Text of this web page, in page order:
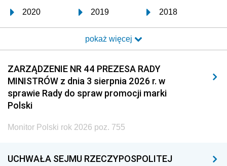
2020 2019 2018
2017 2016 2015
2014 2013 2012
2011 2010 2009
2008 2007 2006
2005
1996 1995 1994
pokaż więcej
ZARZĄDZENIE NR 44 PREZESA RADY
MINISTRÓW z dnia 3 sierpnia 2026 r. w
sprawie Rady do spraw promocji marki
Polski
Monitor Polski rok 2026 poz. 755
UCHWAŁA SEJMU RZECZYPOSPOLITEJ